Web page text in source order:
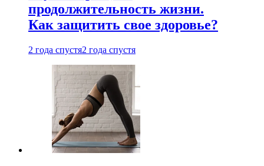
продолжительность жизни.
Как защитить свое здоровье?
2 года спустя2 года спустя